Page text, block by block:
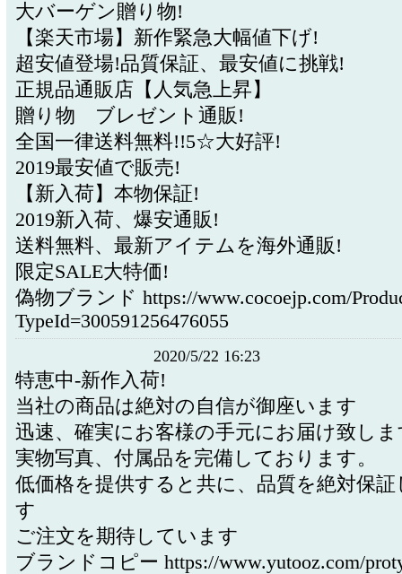
大バーゲン贈り物!
【楽天市場】新作緊急大幅値下げ!
超安値登場!品質保証、最安値に挑戦!
正規品通販店【人気急上昇】
贈り物 ブレゼント通販!
全国一律送料無料!!5☆大好評!
2019最安値で販売!
【新入荷】本物保証!
2019新入荷、爆安通販!
送料無料、最新アイテムを海外通販!
限定SALE大特価!
偽物ブランド https://www.cocoejp.com/
TypeId=300591256476055
2020/5/22 16:23
特恵中-新作入荷!
当社の商品は絶対の自信が御座います
迅速、確実にお客様の手元にお届け致しま
実物写真、付属品を完備しております。
低価格を提供すると共に、品質を絶対保
す
ご注文を期待しています
ブランドコピー https://www.yutooz.com/